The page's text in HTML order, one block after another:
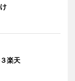
楽天